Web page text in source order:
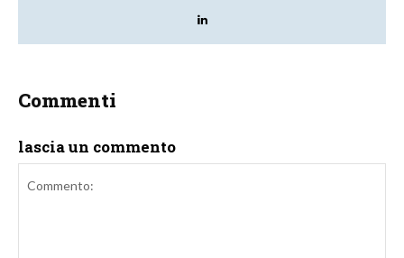
Commenti
lascia un commento